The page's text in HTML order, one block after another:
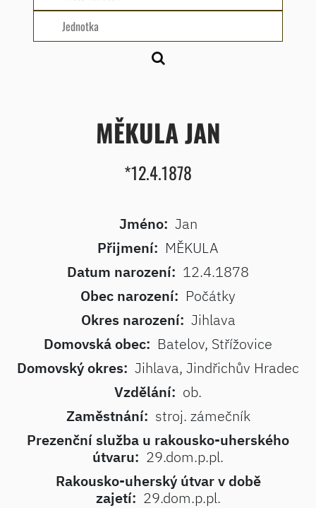
MĚKULA JAN
*12.4.1878
Jméno: Jan
Přijmení: MĚKULA
Datum narození: 12.4.1878
Obec narození: Počátky
Okres narození: Jihlava
Domovská obec: Batelov, Střížovice
Domovský okres: Jihlava, Jindřichův Hradec
Vzdělání: ob.
Zaměstnání: stroj. zámečník
Prezenční služba u rakousko-uherského
útvaru: 29.dom.p.pl.
Rakousko-uherský útvar v době
zajetí: 29.dom.p.pl.